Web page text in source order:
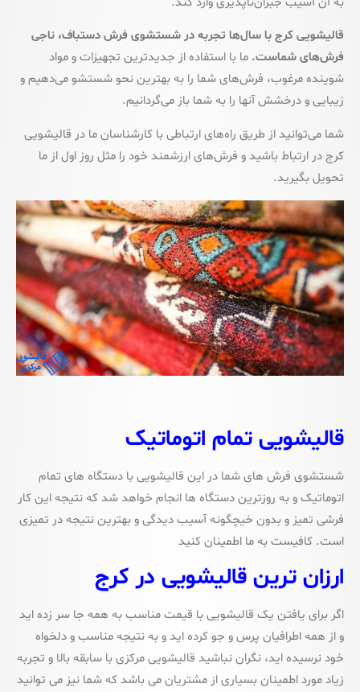
قالیشویی کرج با سال‌ها تجربه در شستشوی فرش دستباف، ناجی
فرش‌های شماست. ما با استفاده از جدیدترین تجهیزات و مواد
شوینده مرغوب، فرش‌های شما را به بهترین نحو شستشو می‌دهیم و
زیبایی و درخشش آنها را به شما باز می‌گردانیم.
شما می‌توانید از طریق راه‌های ارتباطی با کارشناسان ما در قالیشویی
کرج در ارتباط باشید و فرش‌های ارزشمند خود را مثل روز اول از ما
تحویل بگیرید.
قالیشویی تمام اتوماتیک
شستشوی فرش های شما در این قالیشویی با دستگاه های تمام
اتوماتیک و به روزترین دستگاه ها انجام خواهد شد که نتیجه این کار
فرشی تمیز و بدون خیچگونه آسیب دیدگی و بهترین نتیجه در تمیزی
است. کافیست به ما اطمینان کنید
ارزان ترین قالیشویی در کرج
اگر برای یافتن یک قالیشویی با قیمت مناسب به همه جا سر زده اید
و از همه اطرافیان پرس و جو کرده اید و به نتیجه مناسب و دلخواه
خود نرسیده اید، نگران نباشید قالیشویی مرکزی با سابقه بالا و تجربه
زیاد مورد اطمینان بسیاری از مشتریان می باشد که شما نیز می توانید